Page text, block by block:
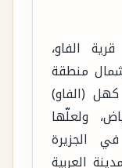
قرية الفاو،
منطقة
(الفاو)
ولعلّها
الجزيرة
العربية